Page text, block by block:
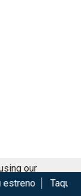
de Spider-Man
our
Got it